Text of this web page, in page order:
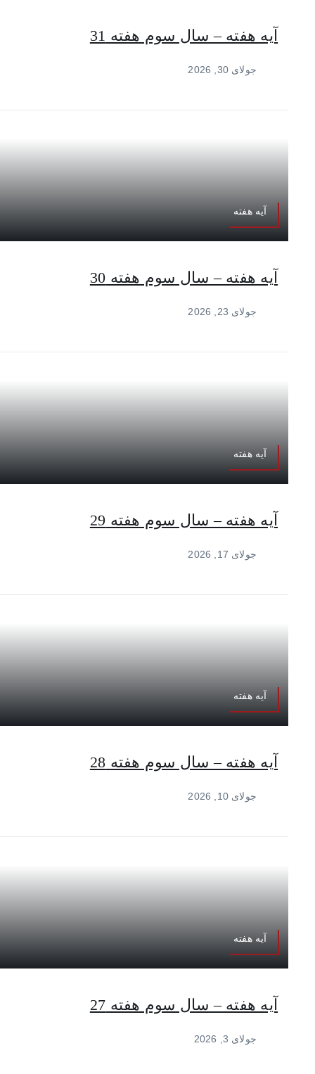
آیه هفته – سال سوم هفته 31
جولای 30, 2026
آیه هفته
آیه هفته – سال سوم هفته 30
جولای 23, 2026
آیه هفته
آیه هفته – سال سوم هفته 29
جولای 17, 2026
آیه هفته
آیه هفته – سال سوم هفته 28
جولای 10, 2026
آیه هفته
آیه هفته – سال سوم هفته 27
جولای 3, 2026